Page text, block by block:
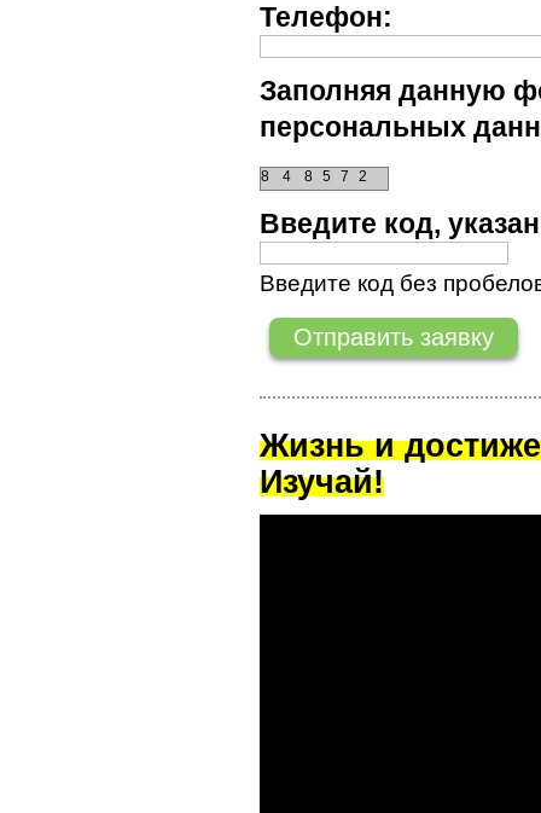
Телефон:
Заполняя данную
персональных
8 5 7 2
4
8
Введите код,
Введите код без
Жизнь и
Изучай!